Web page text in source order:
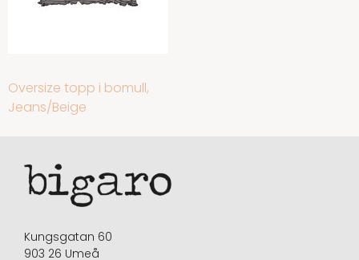
INLÄGGSNAVIGERING
Oversize topp i bomull,
Jeans/Beige
Kungsgatan 60
903 26 Umeå